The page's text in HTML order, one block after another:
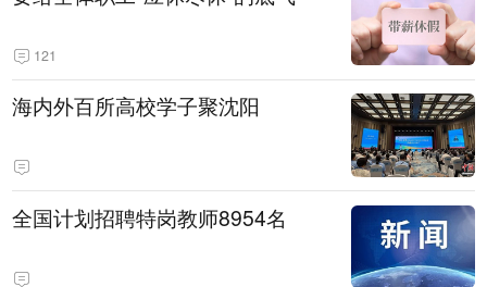
121
海内外百所高校学子聚沈阳
全国计划招聘特岗教师8954名